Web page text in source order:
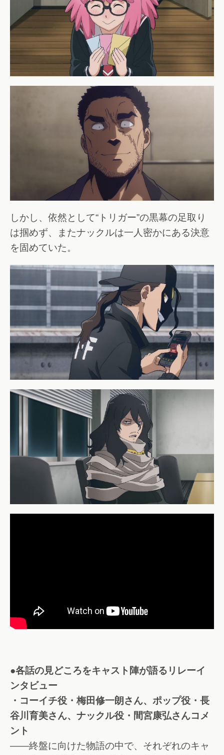
しかし、依然として“トリガー”の黒幕の足取り
は掴めず、またナックルは一人密かにある決意
を固めていた。
●各話の見どころをキャスト陣が語るリレーイ
ンタビュー
・コーイチ役・梅田修一朗さん、ポップ役・長
谷川育美さん、ナックル役・間宮康弘さんコメ
ント
――終盤に向けた物語の中で、それぞれのキャ